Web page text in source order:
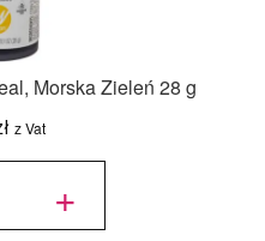
Morska Zieleń 28 g
z Vat
+